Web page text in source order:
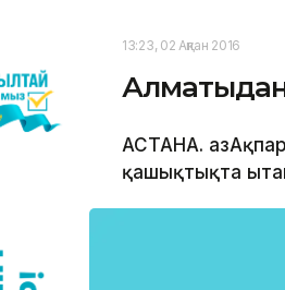
13:23, 02 Ақпан 2016
Алматыдан
АСТАНА.
қашықтықта